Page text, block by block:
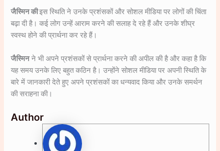
जैस्मिन कीइस स्थिति ने उनके प्रशंसकों और सोशल मीडिया पर लोगों की चिंता
बढ़ा दी है। कई लोग उन्हें आराम करने की सलाह दे रहे हैं और उनके शीघ्र
स्वस्थ होने की प्रार्थना कर रहे हैं।
जैस्मिनने भी अपने प्रशंसकों से प्रार्थना करने की अपील की है और कहा है कि
यह समय उनके लिए बहुत कठिन है। उन्होंने सोशल मीडिया पर अपनी स्थिति के
बारे में जानकारी देते हुए अपने प्रशंसकों का धन्यवाद किया और उनके समर्थन
की सराहना की।
Author